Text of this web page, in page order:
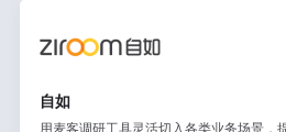
自如
用麦客调研工具灵活切入各类业务场景，